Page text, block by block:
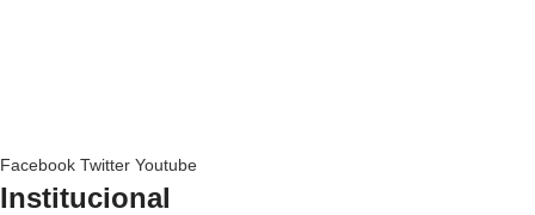
Facebook Twitter Youtube
Institucional